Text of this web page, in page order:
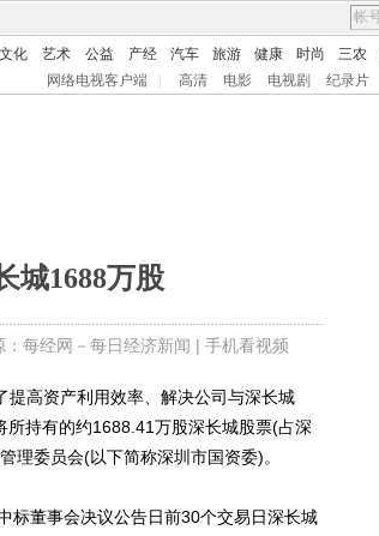
文化 艺术 公益 产经 汽车 旅游 健康 时尚 三农
网络电视客户端 高清 电影 电视剧 纪录片
城1688万股
每经网－每日经济新闻 | 手机看视频
高资产利用效率、解决公司与深长城
持有的约1688.41万股深长城股票(占深
理委员会(以下简称深圳市国资委)。
董事会决议公告日前30个交易日深长城